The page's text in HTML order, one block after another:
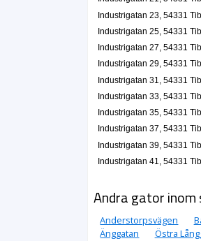
Industrigatan 23, 54331
Industrigatan 25, 54331
Industrigatan 27, 54331
Industrigatan 29, 54331
Industrigatan 31, 54331
Industrigatan 33, 54331
Industrigatan 35, 54331
Industrigatan 37, 54331
Industrigatan 39, 54331
Industrigatan 41, 54331
Andra gator
Anderstorpsvägen
Änggatan
Östra